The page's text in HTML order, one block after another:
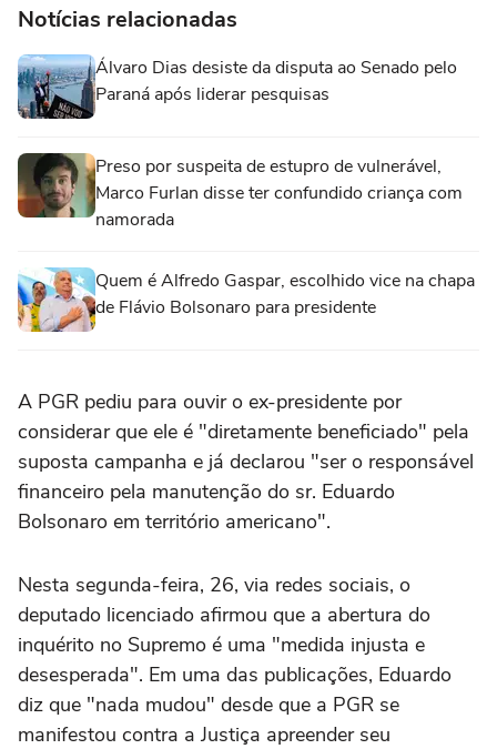
Notícias relacionadas
Álvaro Dias desiste da disputa ao Senado pelo
Paraná após liderar pesquisas
Preso por suspeita de estupro de vulnerável,
Marco Furlan disse ter confundido criança com
namorada
Quem é Alfredo Gaspar, escolhido vice na chapa
de Flávio Bolsonaro para presidente
A PGR pediu para ouvir o ex-presidente por
considerar que ele é "diretamente beneficiado" pela
suposta campanha e já declarou "ser o responsável
financeiro pela manutenção do sr. Eduardo
Bolsonaro em território americano".
Nesta segunda-feira, 26, via redes sociais, o
deputado licenciado afirmou que a abertura do
inquérito no Supremo é uma "medida injusta e
desesperada". Em uma das publicações, Eduardo
diz que "nada mudou" desde que a PGR se
manifestou contra a Justiça apreender seu